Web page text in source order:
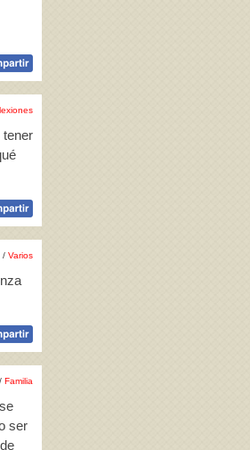
tener
/ Varios
Familia
ser